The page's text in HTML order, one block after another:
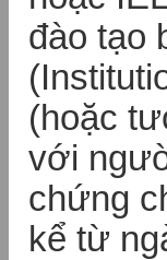
đào tạo
(hoặc
với
chứng
kể từ